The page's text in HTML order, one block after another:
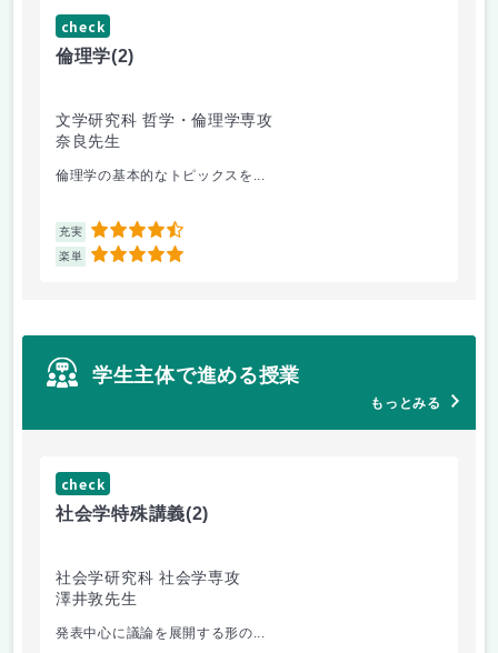
check
倫理学(2)
文学研究科 哲学・倫理学専攻
奈良先生
倫理学の基本的なトピックスを...
充実 4.5
楽単 5
学生主体で進める授業
もっとみる
check
社会学特殊講義(2)
社会学研究科 社会学専攻
澤井敦先生
発表中心に議論を展開する形の...